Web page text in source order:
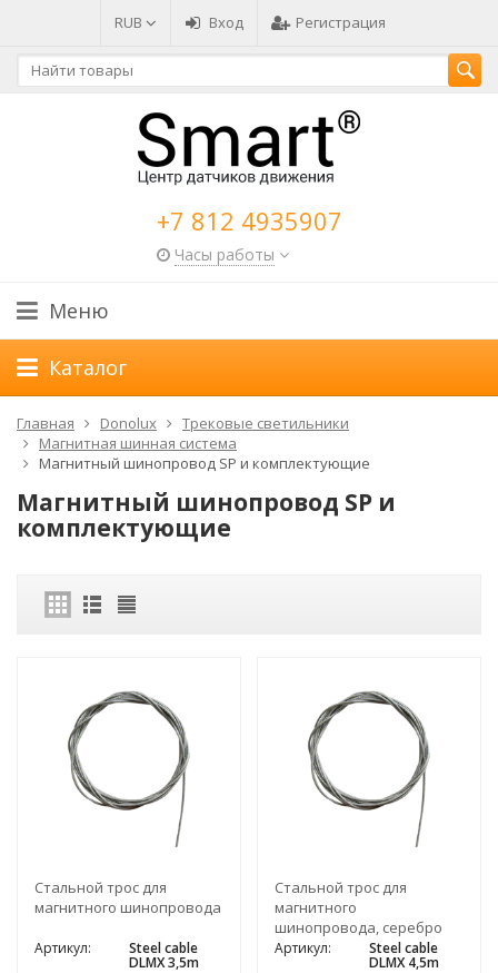
RUB Вход Регистрация
+7 812 4935907
Часы работы
Меню
Каталог
Главная Donolux
Трековые светильники
Магнитная шинная система
Магнитный шинопровод SP и комплектующие
Магнитный шинопровод SP и
комплектующие
Cтальной трос для
магнитного шинопровода
Артикул: Steel cable
DLMX 3,5m
Cтальной трос для
магнитного
шинопровода, серебро
Артикул: Steel cable
DLMX 4,5m